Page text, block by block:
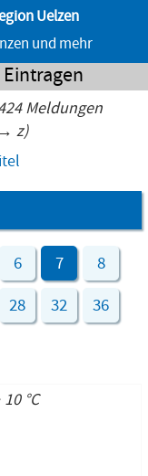
Uelzen
und mehr
Meldungen
z)
6 7 8
28 32 36
°C